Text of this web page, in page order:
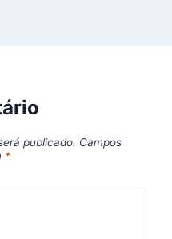
publicado. Campos
*